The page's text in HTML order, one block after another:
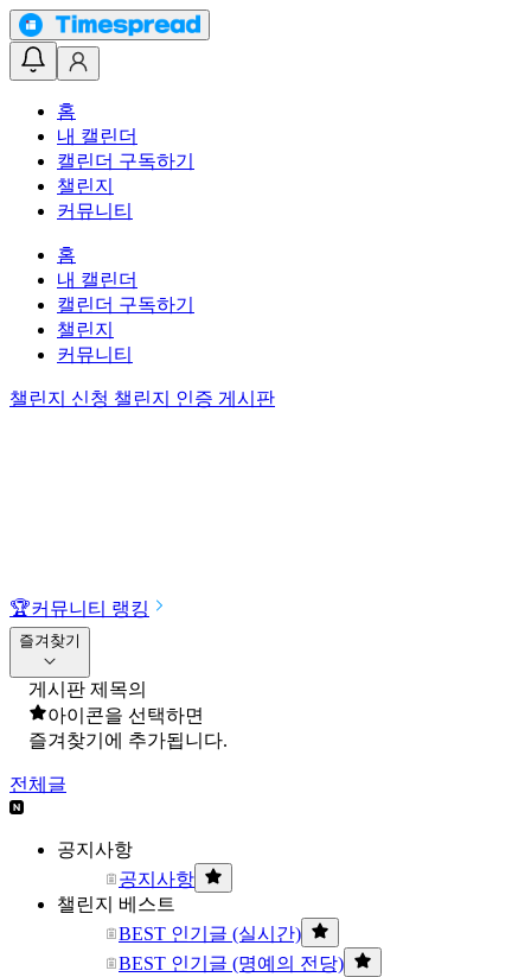
홈
내 캘린더
캘린더 구독하기
챌린지
커뮤니티
홈
내 캘린더
캘린더 구독하기
챌린지
커뮤니티
챌린지 신청 챌린지 인증 게시판
🏆커뮤니티 랭킹
즐겨찾기
게시판 제목의
아이콘을 선택하면
즐겨찾기에 추가됩니다.
전체글
공지사항
공지사항
챌린지 베스트
BEST 인기글 (실시간)
BEST 인기글 (명예의 전당)